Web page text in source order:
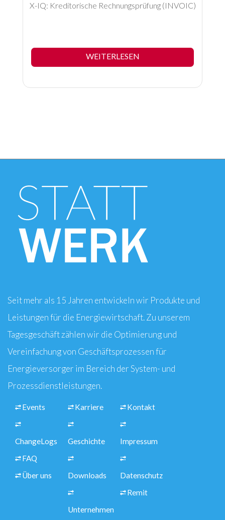
X-IQ: Kreditorische Rechnungsprüfung (INVOIC)
WEITERLESEN
Seit mehr als 15 Jahren entwickeln wir Produkte und
Leistungen für die Energiewirtschaft. Zu unserem
Tagesgeschäft zählen wir die Optimierung und
Vereinfachung von Geschäftsprozessen für
Energieversorger im Bereich der System- und
Prozessdienstleistungen.
Events
ChangeLogs
FAQ
Über uns
Karriere
Geschichte
Downloads
Unternehmen
Kontakt
Impressum
Datenschutz
Remit